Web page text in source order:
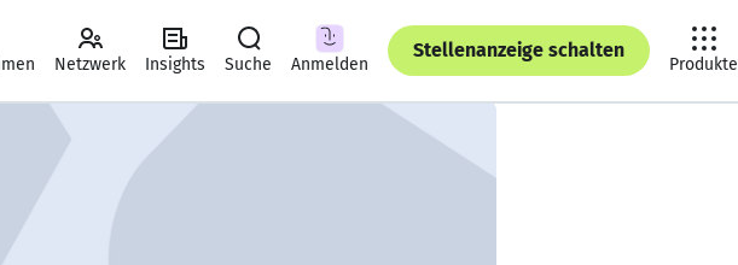
Netzwerk Insights Suche Anmelden
Stellenanzeige schalten
Produkte